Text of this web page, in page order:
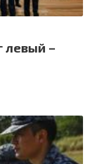
левый –